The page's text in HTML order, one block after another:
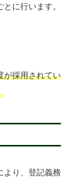
に行います。
が採用されてい
より、登記義務